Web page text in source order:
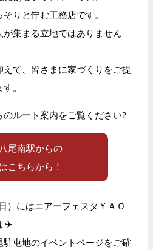
りと佇む工務店です。
集まる立地ではありません
て、皆さまに家づくりをご提
。
ルート案内をご覧ください?
尾南駅からの
こちらから！
）にはエアーフェスタＹＡＯ
✈
駐屯地のイベントページをご確